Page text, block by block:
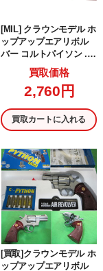
[MIL] クラウンモデル ホ
ップアップエアリボル
バー コルトパイソン .35
7マグナム 4インチ ウッ
ドタイプグリップ (18歳
以上専用)
買取価格
2,760円
買取カートに入れる
[買取]クラウンモデル ホ
ップアップエアリボル